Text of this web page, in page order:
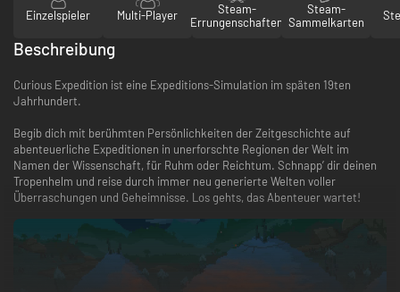
Einzelspieler Multi-Player
Steam-
Errungenschaften
Steam-
Sammelkarten
Beschreibung
Curious Expedition ist eine Expeditions-Simulation im späten 19ten
Jahrhundert.
Begib dich mit berühmten Persönlichkeiten der Zeitgeschichte auf
abenteuerliche Expeditionen in unerforschte Regionen der Welt im
Namen der Wissenschaft, für Ruhm oder Reichtum. Schnapp’ dir deinen
Tropenhelm und reise durch immer neu generierte Welten voller
Überraschungen und Geheimnisse. Los gehts, das Abenteuer wartet!